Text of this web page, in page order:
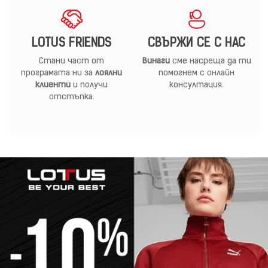
LOTUS FRIENDS
Стани част от
програмата ни за лоялни
клиенти и получи
отстъпка.
СВЪРЖИ СЕ С НАС
Винагисме насреща да ти
помогнем с онлайн
консултация.